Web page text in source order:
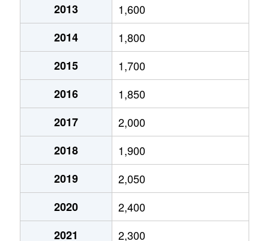
志賀町
4,500万円
志賀本通
3,900万円
志賀本通
2,900万円
志賀南通
1,600万円
志賀南通
1,700万円
志賀南通
1,800万円
2,000万円
2,700万円
2013
1,600
2014
1,800
2015
1,700
2016
1,850
2017
2,000
2018
1,900
2019
2,050
2020
2,400
2021
2,300